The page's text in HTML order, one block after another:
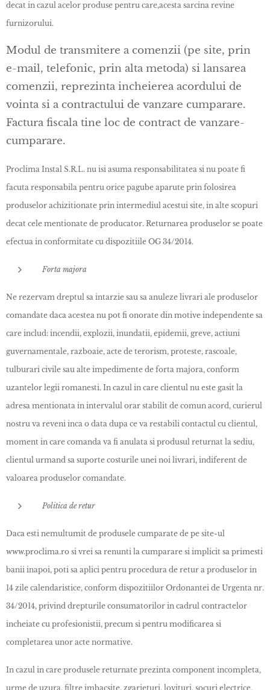
decat in cazul acelor produse pentru care,acesta sarcina revine
furnizorului.
Modul de transmitere a comenzii (pe site, prin
e-mail, telefonic, prin alta metoda) si lansarea
comenzii, reprezinta incheierea acordului de
vointa si a contractului de vanzare cumparare.
Factura fiscala tine loc de contract de vanzare-
cumparare.
Proclima Instal S.R.L. nu isi asuma responsabilitatea si nu poate fi
facuta responsabila pentru orice pagube aparute prin folosirea
produselor achizitionate prin intermediul acestui site, in alte scopuri
decat cele mentionate de producator. Returnarea produselor se poate
efectua in conformitate cu dispozitiile OG 34/2014.
Forta majora
Ne rezervam dreptul sa intarzie sau sa anuleze livrari ale produselor
comandate daca acestea nu pot fi onorate din motive independente sa
care includ: incendii, explozii, inundatii, epidemii, greve, actiuni
guvernamentale, razboaie, acte de terorism, proteste, rascoale,
tulburari civile sau alte impedimente de forta majora, conform
uzantelor legii romanesti. In cazul in care clientul nu este gasit la
adresa mentionata in intervalul orar stabilit de comun acord, curierul
nostru va reveni inca o data dupa ce va restabili contactul cu clientul,
moment in care comanda va fi anulata si produsul returnat la sediu,
clientul urmand sa suporte costurile unei noi livrari, indiferent de
valoarea produselor comandate.
Politica de retur
Daca esti nemultumit de produsele cumparate de pe site-ul
www.proclima.ro si vrei sa renunti la cumparare si implicit sa primesti
banii inapoi, poti sa aplici pentru procedura de retur a produselor in
14 zile calendaristice, conform dispozitiilor Ordonantei de Urgenta nr.
34/2014, privind drepturile consumatorilor in cadrul contractelor
incheiate cu profesionistii, precum si pentru modificarea si
completarea unor acte normative.
In cazul in care produsele returnate prezinta component incompleta,
urme de uzura, filtre imbacsite, zgarieturi, lovituri, socuri electrice,